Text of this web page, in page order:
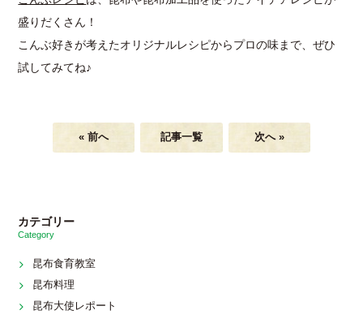
盛りだくさん！
こんぶ好きが考えたオリジナルレシピからプロの味まで、ぜひ
試してみてね♪
« 前へ 記事一覧 次へ »
カテゴリー
Category
昆布食育教室
昆布料理
昆布大使レポート